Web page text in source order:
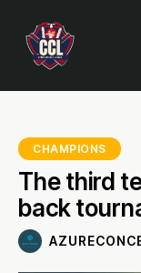
CHAMPIONS
The third
back